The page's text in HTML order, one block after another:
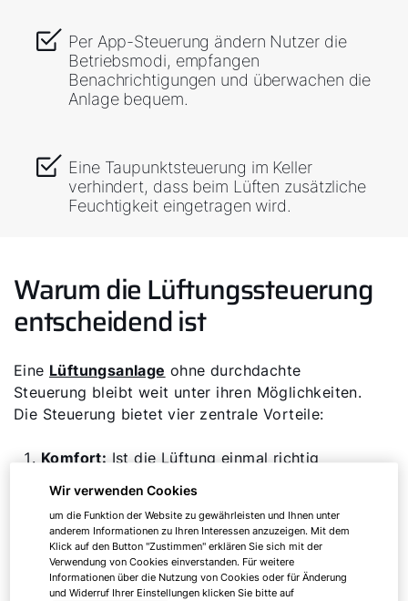
Per App-Steuerung ändern Nutzer die
Betriebsmodi, empfangen
Benachrichtigungen und überwachen die
Anlage bequem.
Eine Taupunktsteuerung im Keller
verhindert, dass beim Lüften zusätzliche
Feuchtigkeit eingetragen wird.
Warum die Lüftungssteuerung
entscheidend ist
Eine Lüftungsanlage ohne durchdachte
Steuerung bleibt weit unter ihren Möglichkeiten.
Die Steuerung bietet vier zentrale Vorteile:
Komfort: Ist die Lüftung einmal richtig
manuellen Anpassungen mehr vornehmen.
Energieeffizienz:Eine intelligente Steuerung
drosselt die Luftmenge bei geringem Bedarf
und erhöht sie automatisch, wenn Küche oder
Bad mehr Frischluft benötigen.
Wir verwenden Cookies
um die Funktion der Website zu gewährleisten und Ihnen unter
anderem Informationen zu Ihren Interessen anzuzeigen. Mit dem
Klick auf den Button "Zustimmen" erklären Sie sich mit der
Verwendung von Cookies einverstanden. Für weitere
Informationen über die Nutzung von Cookies oder für Änderung
und Widerruf Ihrer Einstellungen klicken Sie bitte auf